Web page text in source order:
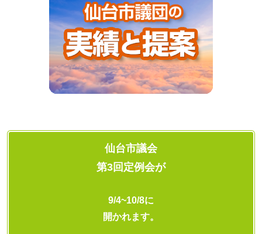
仙台市議会
第3回定例会が
9/4~10/8に
開かれます。